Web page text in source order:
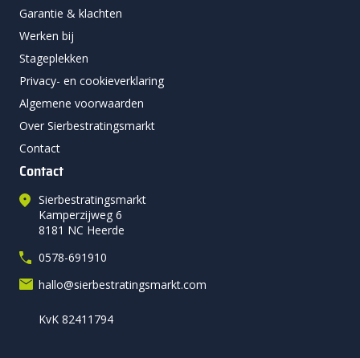
Garantie & klachten
Werken bij
Stageplekken
Privacy- en cookieverklaring
Algemene voorwaarden
Over Sierbestratingsmarkt
Contact
Contact
Sierbestratingsmarkt
Kamperzijweg 6
8181 NC Heerde
0578-691910
hallo@sierbestratingsmarkt.com
KvK 82411794